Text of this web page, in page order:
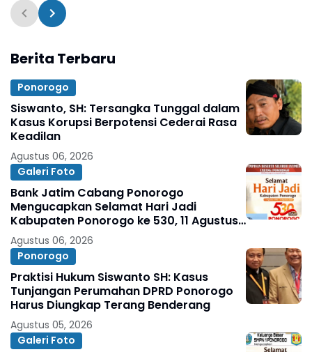
Berita Terbaru
Ponorogo
Siswanto, SH: Tersangka Tunggal dalam
Kasus Korupsi Berpotensi Cederai Rasa
Keadilan
Agustus 06, 2026
Galeri Foto
Bank Jatim Cabang Ponorogo
Mengucapkan Selamat Hari Jadi
Kabupaten Ponorogo ke 530, 11 Agustus
1496 - 11 Agustus 2026
Agustus 06, 2026
Ponorogo
Praktisi Hukum Siswanto SH: Kasus
Tunjangan Perumahan DPRD Ponorogo
Harus Diungkap Terang Benderang
Agustus 05, 2026
Galeri Foto